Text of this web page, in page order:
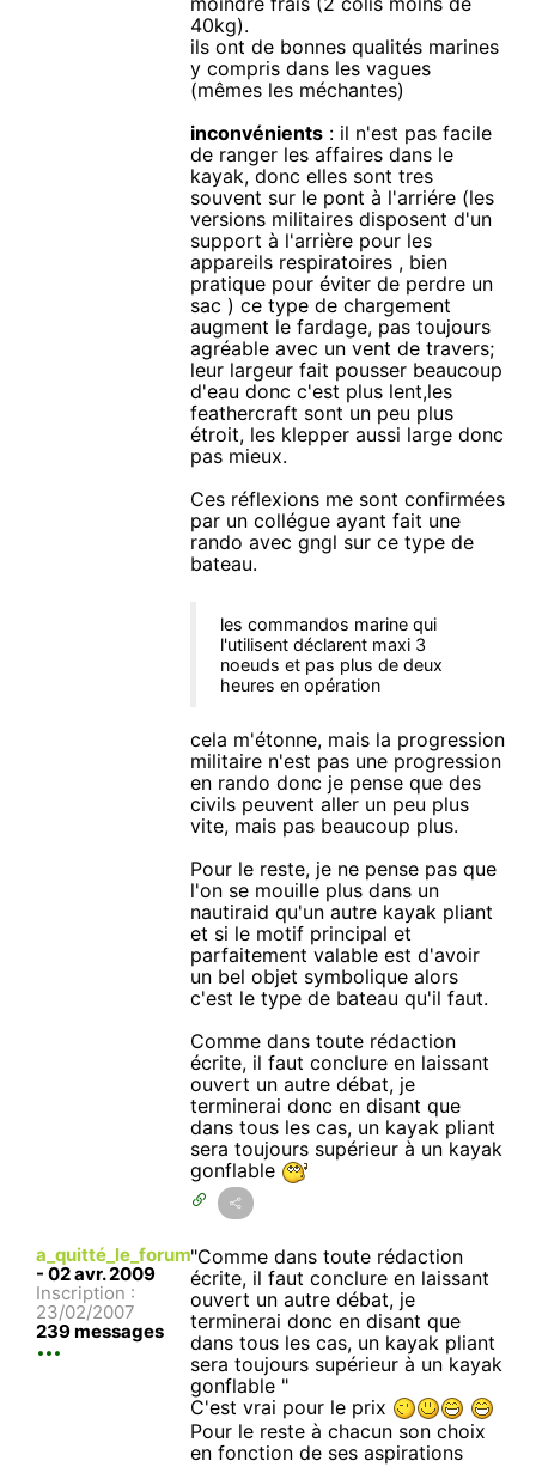
40kg).
ils ont de bonnes qualités marines
y compris dans les vagues
(mêmes les méchantes)
inconvénients : il n'est pas facile
de ranger les affaires dans le
kayak, donc elles sont tres
souvent sur le pont à l'arriére (les
versions militaires disposent d'un
support à l'arrière pour les
appareils respiratoires , bien
pratique pour éviter de perdre un
sac ) ce type de chargement
augment le fardage, pas toujours
agréable avec un vent de travers;
leur largeur fait pousser beaucoup
d'eau donc c'est plus lent,les
feathercraft sont un peu plus
étroit, les klepper aussi large donc
pas mieux.
Ces réflexions me sont confirmées
par un collégue ayant fait une
rando avec gngl sur ce type de
bateau.
les commandos marine qui
l'utilisent déclarent maxi 3
noeuds et pas plus de deux
heures en opération
cela m'étonne, mais la progression
militaire n'est pas une progression
en rando donc je pense que des
civils peuvent aller un peu plus
vite, mais pas beaucoup plus.
Pour le reste, je ne pense pas que
l'on se mouille plus dans un
nautiraid qu'un autre kayak pliant
et si le motif principal et
parfaitement valable est d'avoir
un bel objet symbolique alors
c'est le type de bateau qu'il faut.
Comme dans toute rédaction
écrite, il faut conclure en laissant
ouvert un autre débat, je
terminerai donc en disant que
dans tous les cas, un kayak pliant
sera toujours supérieur à un kayak
gonflable
a_quitté_le_forum
- 02 avr. 2009
Inscription :
23/02/2007
239 messages
"Comme dans toute rédaction
écrite, il faut conclure en laissant
ouvert un autre débat, je
terminerai donc en disant que
dans tous les cas, un kayak pliant
sera toujours supérieur à un kayak
gonflable "
C'est vrai pour le prix
Pour le reste à chacun son choix
en fonction de ses aspirations